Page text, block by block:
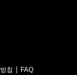
침 FAQ